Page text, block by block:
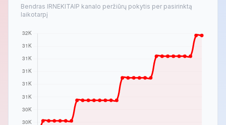
Bendras IRNEKITAIP kanalo peržiūrų pokytis per pasirinktą
laikotarpį